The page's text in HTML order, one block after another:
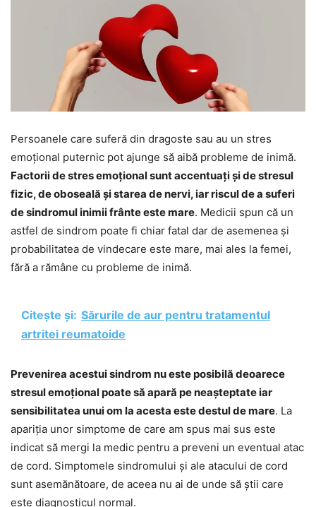
Persoanele care suferă din dragoste sau au un stres
emoțional puternic pot ajunge să aibă probleme de inimă.
Factorii de stres emoțional sunt accentuați și de stresul
fizic, de oboseală și starea de nervi, iar riscul de a suferi
de sindromul inimii frânte este mare. Medicii spun că un
astfel de sindrom poate fi chiar fatal dar de asemenea și
probabilitatea de vindecare este mare, mai ales la femei,
fără a rămâne cu probleme de inimă.
Citește și: Sărurile de aur pentru tratamentul
artritei reumatoide
Prevenirea acestui sindrom nu este posibilă deoarece
stresul emoțional poate să apară pe neașteptate iar
sensibilitatea unui om la acesta este destul de mare. La
apariția unor simptome de care am spus mai sus este
indicat să mergi la medic pentru a preveni un eventual atac
de cord. Simptomele sindromului și ale atacului de cord
sunt asemănătoare, de aceea nu ai de unde să știi care
este diagnosticul normal.